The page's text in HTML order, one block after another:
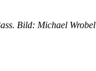
Bild: Michael Wrobel